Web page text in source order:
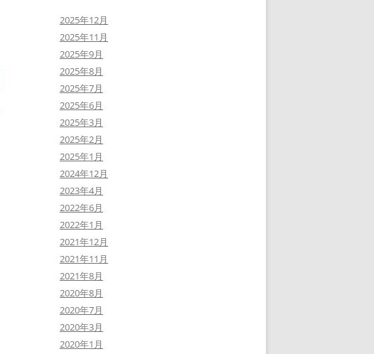
2025年12月
2025年11月
2025年9月
2025年8月
2025年7月
2025年6月
2025年3月
2025年2月
2025年1月
2024年12月
2023年4月
2022年6月
2022年1月
2021年12月
2021年11月
2021年8月
2020年8月
2020年7月
2020年3月
2020年1月